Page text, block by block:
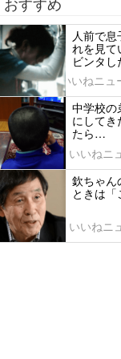
人前で
れを見て
ビンタ
いいねニュ
中学校の
にしてき
たら…
いいねニ
欽ちゃん
ときは「
いいねニ